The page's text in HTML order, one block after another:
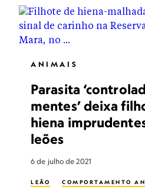
ANIMAIS
Parasita
mentes’ deixa
hiena
leões
6 de julho de 2021
LEÃO
COMPORTAMENTO